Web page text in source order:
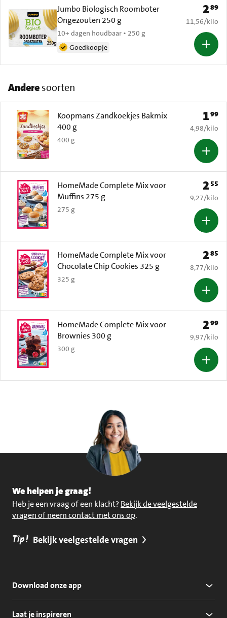
Jumbo Biologisch Roomboter
Ongezouten 250 g
10+ dagen houdbaar • 250 g
Goedkoopje
Prijs:
289
€ 11,56 per
11,56/kilo
Anderesoorten
Koopmans Zandkoekjes Bakmix
400 g
400 g
Prijs:
199
€ 4,98 per
4,98/kilo
HomeMade Complete Mix voor
Muffins 275 g
275 g
Prijs:
255
€ 9,27 per
9,27/kilo
HomeMade Complete Mix voor
Chocolate Chip Cookies 325 g
325 g
Prijs:
285
€ 8,77 per
8,77/kilo
HomeMade Complete Mix voor
Brownies 300 g
300 g
Prijs:
299
€ 9,97 per
9,97/kilo
We helpen je graag!
Heb je een vraag of een klacht? Bekijk de veelgestelde
vragen of neem contact met ons op.
Tip! Bekijk veelgestelde vragen
Download onze app
Laat je inspireren